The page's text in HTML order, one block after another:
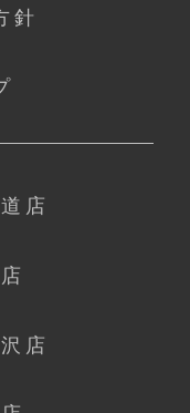
針
店
店